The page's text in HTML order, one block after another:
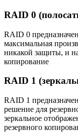
RAID 0
RAID 0
максимальная
никакой защиты, и
копирование
RAID 1
RAID 1
решение для
зеркальное
резервного